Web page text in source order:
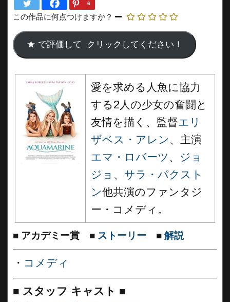
6
この作品に何点つけますか？
愛を求める人魚に協力
する2人の少女の奮闘と
友情を描く、監督エリ
ザベス・アレン 、主演
エマ・ロバーツ 、 ジョ
ジョ 、 サラ・パクスト
ン他共演のファンタジ
ー・コメディ。
■ アカデミー賞 ■ ストーリー ■ 解説
・ コメディ
■ スタッフ キャスト ■